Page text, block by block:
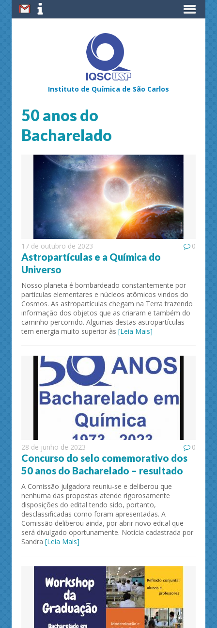
Instituto de Química de São Carlos
50 anos do
Bacharelado
17 de outubro de 2023 0
Astropartículas e a Química do
Universo
Nosso planeta é bombardeado constantemente por
partículas elementares e núcleos atômicos vindos do
Cosmos. As astropartículas chegam na Terra trazendo
informação dos objetos que as criaram e também do
caminho percorrido. Algumas destas astropartículas
tem energia muito superior às [Leia Mais]
28 de junho de 2023 0
Concurso do selo comemorativo dos
50 anos do Bacharelado – resultado
A Comissão julgadora reuniu-se e deliberou que
nenhuma das propostas atende rigorosamente
disposições do edital tendo sido, portanto,
desclassificadas como foram apresentadas. A
Comissão deliberou ainda, por abrir novo edital que
será divulgado oportunamente. Notícia cadastrada por
Sandra [Leia Mais]